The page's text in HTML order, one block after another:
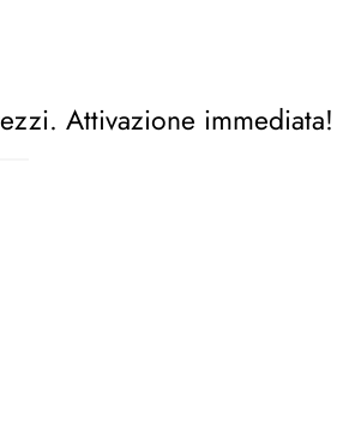
Attivazione immediata!